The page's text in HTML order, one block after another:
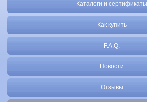
Каталоги и сертификаты
Как купить
F.A.Q.
Новости
Отзывы